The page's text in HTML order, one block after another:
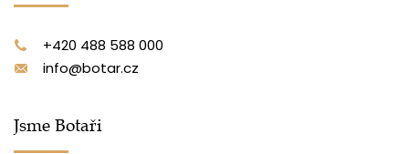
+420 488 588 000
info@botar.cz
Jsme Botaři